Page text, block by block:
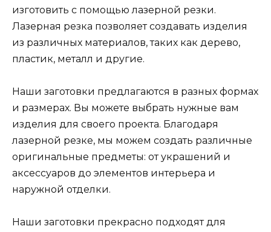
изготовить с помощью лазерной резки.
Лазерная резка позволяет создавать изделия
из различных материалов, таких как дерево,
пластик, металл и другие.
Наши заготовки предлагаются в разных формах
и размерах. Вы можете выбрать нужные вам
изделия для своего проекта. Благодаря
лазерной резке, мы можем создать различные
оригинальные предметы: от украшений и
аксессуаров до элементов интерьера и
наружной отделки.
Наши заготовки прекрасно подходят для